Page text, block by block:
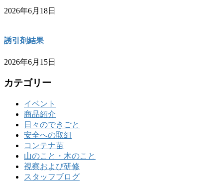
2026年6月18日
誘引剤結果
2026年6月15日
カテゴリー
イベント
商品紹介
日々のできごと
安全への取組
コンテナ苗
山のこと・木のこと
視察および研修
スタッフブログ